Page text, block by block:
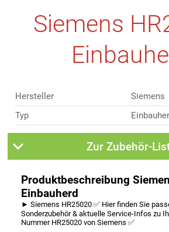
Siemens
Hersteller
Siemens
Typ
Zur Zubehör-
Produktbeschreibung
Einbauherd
► Siemens HR25020 ✅ Hier finden Sie
Sonderzubehör & aktuelle Service-Infos zu
Nummer HR25020 von Siemens ✅